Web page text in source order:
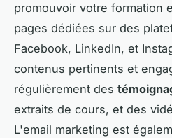
promouvoir votre formation
pages dédiées sur des
Facebook, LinkedIn, et
contenus pertinents et
régulièrement des
extraits de cours, et des
L'email marketing est